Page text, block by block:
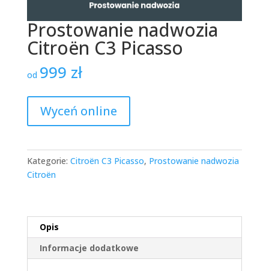
Prostowanie nadwozia
Citroën C3 Picasso
od 999 zł
Wyceń online
Kategorie: Citroën C3 Picasso, Prostowanie nadwozia
Citroën
Opis
Informacje dodatkowe